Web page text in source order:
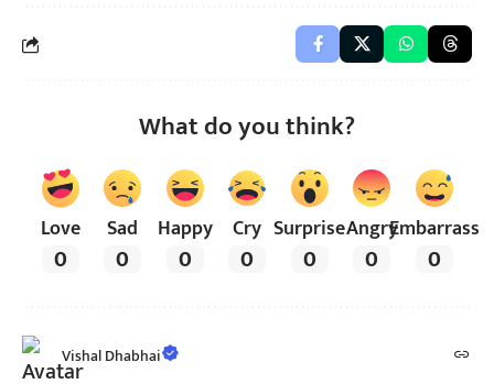
What do you think?
Love
0
Sad
0
Happy
0
Cry
0
Surprise
0
Angry
0
Embarrass
0
Vishal Dhabhai